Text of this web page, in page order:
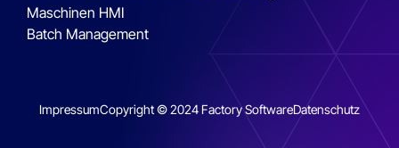
Maschinen HMI
Batch Management
ImpressumCopyright © 2024 Factory SoftwareDatenschutz